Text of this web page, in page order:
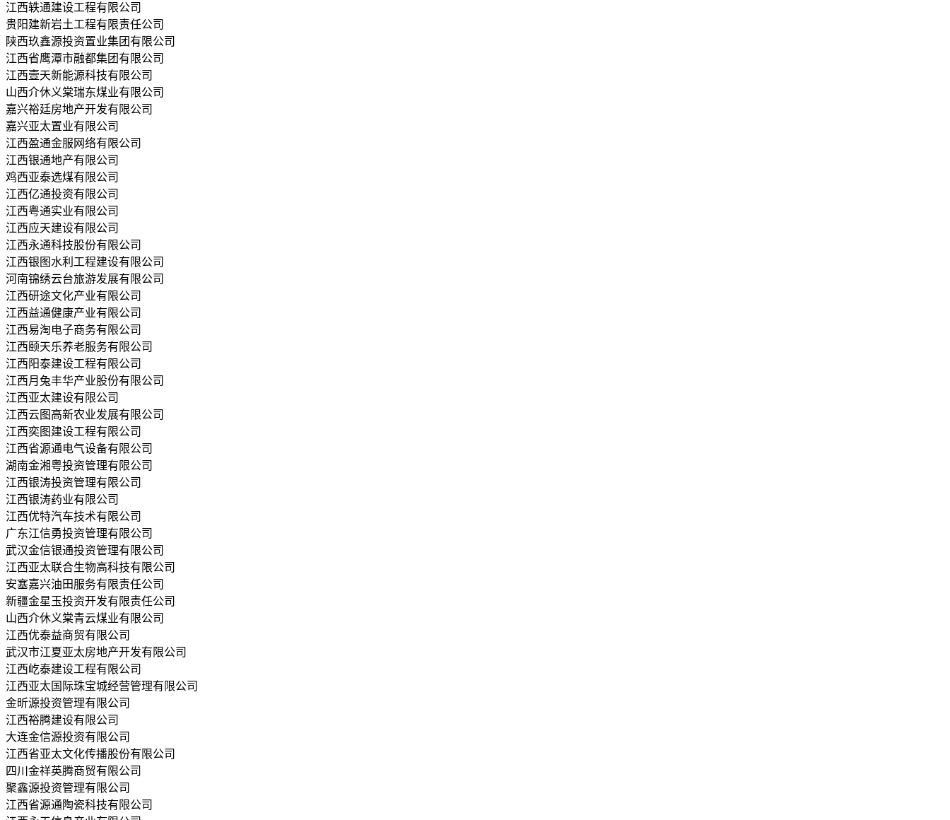
江西轶通建设工程有限公司
贵阳建新岩土工程有限责任公司
陕西玖鑫源投资置业集团有限公司
江西省鹰潭市融都集团有限公司
江西壹天新能源科技有限公司
山西介休义棠瑞东煤业有限公司
嘉兴裕廷房地产开发有限公司
嘉兴亚太置业有限公司
江西盈通金服网络有限公司
江西银通地产有限公司
鸡西亚泰选煤有限公司
江西亿通投资有限公司
江西粤通实业有限公司
江西应天建设有限公司
江西永通科技股份有限公司
江西银图水利工程建设有限公司
河南锦绣云台旅游发展有限公司
江西研途文化产业有限公司
江西益通健康产业有限公司
江西易淘电子商务有限公司
江西颐天乐养老服务有限公司
江西阳泰建设工程有限公司
江西月兔丰华产业股份有限公司
江西亚太建设有限公司
江西云图高新农业发展有限公司
江西奕图建设工程有限公司
江西省源通电气设备有限公司
湖南金湘粤投资管理有限公司
江西银涛投资管理有限公司
江西银涛药业有限公司
江西优特汽车技术有限公司
广东江信勇投资管理有限公司
武汉金信银通投资管理有限公司
江西亚太联合生物高科技有限公司
安塞嘉兴油田服务有限责任公司
新疆金星玉投资开发有限责任公司
山西介休义棠青云煤业有限公司
江西优泰益商贸有限公司
武汉市江夏亚太房地产开发有限公司
江西屹泰建设工程有限公司
江西亚太国际珠宝城经营管理有限公司
金昕源投资管理有限公司
江西裕腾建设有限公司
大连金信源投资有限公司
江西省亚太文化传播股份有限公司
四川金祥英腾商贸有限公司
聚鑫源投资管理有限公司
江西省源通陶瓷科技有限公司